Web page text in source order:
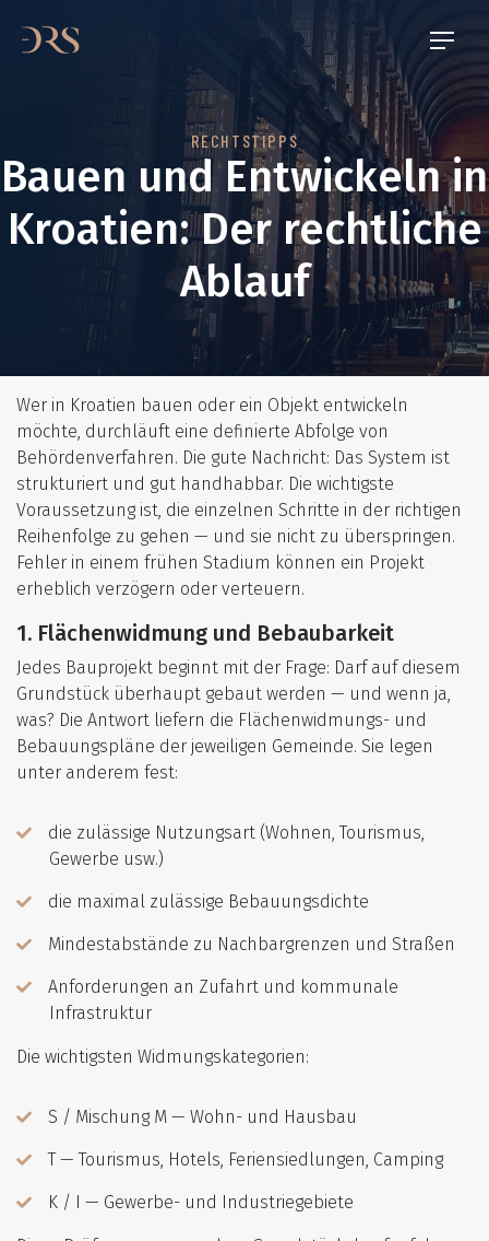
RECHTSTIPPS
Bauen und Entwickeln in
Kroatien: Der rechtliche
Ablauf
Wer in Kroatien bauen oder ein Objekt entwickeln
möchte, durchläuft eine definierte Abfolge von
Behördenverfahren. Die gute Nachricht: Das System ist
strukturiert und gut handhabbar. Die wichtigste
Voraussetzung ist, die einzelnen Schritte in der richtigen
Reihenfolge zu gehen — und sie nicht zu überspringen.
Fehler in einem frühen Stadium können ein Projekt
erheblich verzögern oder verteuern.
1. Flächenwidmung und Bebaubarkeit
Jedes Bauprojekt beginnt mit der Frage: Darf auf diesem
Grundstück überhaupt gebaut werden — und wenn ja,
was? Die Antwort liefern die Flächenwidmungs- und
Bebauungspläne der jeweiligen Gemeinde. Sie legen
unter anderem fest:
die zulässige Nutzungsart (Wohnen, Tourismus,
Gewerbe usw.)
die maximal zulässige Bebauungsdichte
Mindestabstände zu Nachbargrenzen und Straßen
Anforderungen an Zufahrt und kommunale
Infrastruktur
Die wichtigsten Widmungskategorien:
S / Mischung M — Wohn- und Hausbau
T — Tourismus, Hotels, Feriensiedlungen, Camping
K / I — Gewerbe- und Industriegebiete